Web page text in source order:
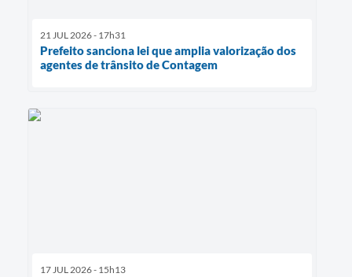
21 JUL 2026 - 17h31
Prefeito sanciona lei que amplia valorização dos
agentes de trânsito de Contagem
17 JUL 2026 - 15h13